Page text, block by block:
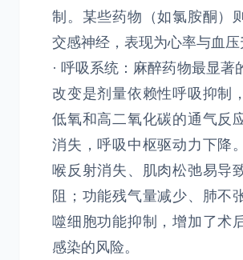
制。某些药物（如氯胺酮）
交感神经，表现为心率与血压
· 呼吸系统：麻醉药物最显著
改变是剂量依赖性呼吸抑制
低氧和高二氧化碳的通气反
消失，呼吸中枢驱动力下降
喉反射消失、肌肉松弛易导
阻；功能残气量减少、肺不
噬细胞功能抑制，增加了术
感染的风险。